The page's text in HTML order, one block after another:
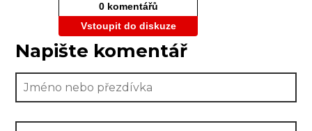
0 komentářů
Vstoupit do diskuze
Napište komentář